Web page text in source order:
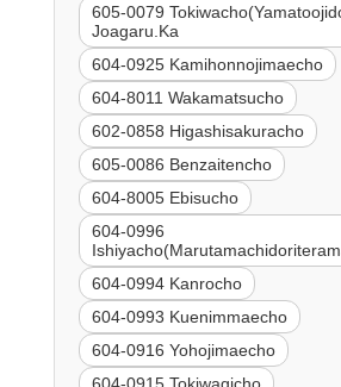
605-0079
Joagaru.Ka
604-0925 Kamihonnojimaecho
604-8011 Wakamatsucho
602-0858 Higashisakuracho
605-0086 Benzaitencho
604-8005 Ebisucho
604-0996
604-0994 Kanrocho
604-0993 Kuenimmaecho
604-0916 Yohojimaecho
604-0915 Tokiwagicho